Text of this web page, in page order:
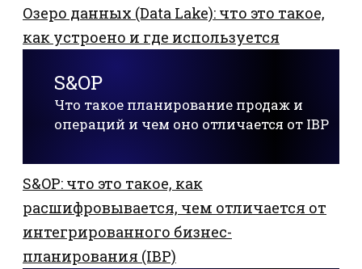
Озеро данных (Data Lake): что это такое,
как устроено и где используется
S&OP
Что такое планирование продаж и
операций и чем оно отличается от IBP
S&OP: что это такое, как
расшифровывается, чем отличается от
интегрированного бизнес-
планирования (IBP)